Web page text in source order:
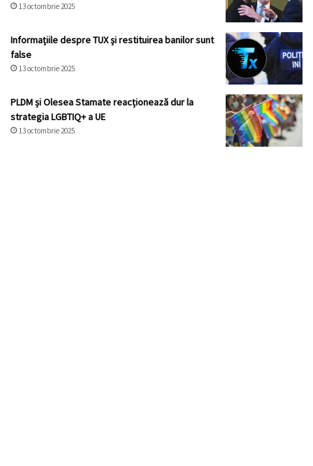
13 octombrie 2025
Informațiile despre TUX și restituirea banilor sunt
false
13 octombrie 2025
PLDM și Olesea Stamate reacționează dur la
strategia LGBTIQ+ a UE
13 octombrie 2025